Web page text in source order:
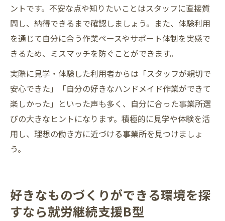
ントです。不安な点や知りたいことはスタッフに直接質
問し、納得できるまで確認しましょう。また、体験利用
を通じて自分に合う作業ペースやサポート体制を実感で
きるため、ミスマッチを防ぐことができます。
実際に見学・体験した利用者からは「スタッフが親切で
安心できた」「自分の好きなハンドメイド作業ができて
楽しかった」といった声も多く、自分に合った事業所選
びの大きなヒントになります。積極的に見学や体験を活
用し、理想の働き方に近づける事業所を見つけましょ
う。
好きなものづくりができる環境を探
すなら就労継続支援B型